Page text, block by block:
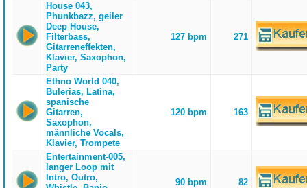
House 043,
Phunkbazz, geiler
Deep House,
Filterbass,
Gitarreneffekten,
Klavier, Saxophon,
Party
127 bpm 271
Ethno World 040,
Bulerias, Latina,
spanische
Gitarren,
Saxophon,
männliche Vocals,
Klavier, Trompete
120 bpm 163
Entertainment-005,
langer Loop mit
Intro, Outro,
90 bpm 82